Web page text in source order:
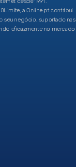
a Online.pt contribui
seu negócio, suportado nas
eficazmente no mercado